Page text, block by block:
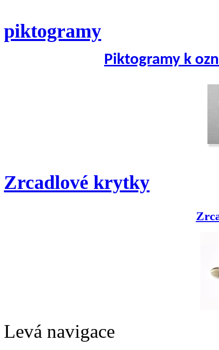
piktogramy
Piktogramy k
Zrcadlové krytky
Levá navigace